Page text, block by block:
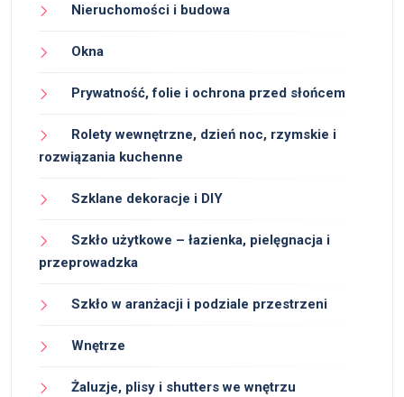
Nieruchomości i budowa
Okna
Prywatność, folie i ochrona przed słońcem
Rolety wewnętrzne, dzień noc, rzymskie i
rozwiązania kuchenne
Szklane dekoracje i DIY
Szkło użytkowe – łazienka, pielęgnacja i
przeprowadzka
Szkło w aranżacji i podziale przestrzeni
Wnętrze
Żaluzje, plisy i shutters we wnętrzu